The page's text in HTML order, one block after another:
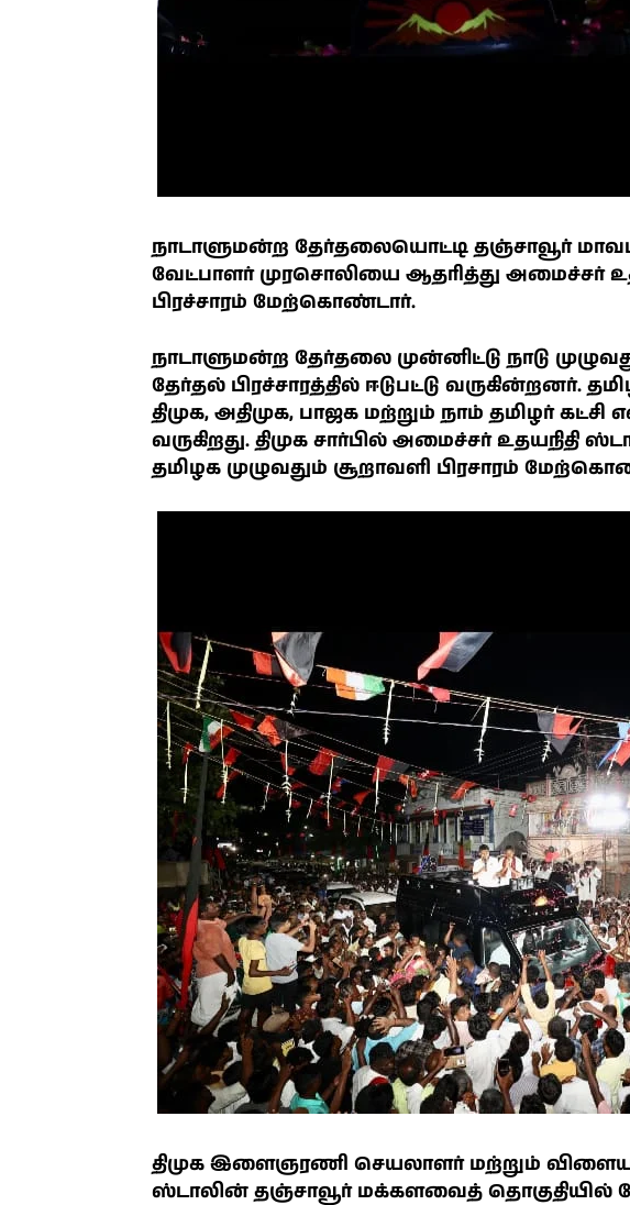
நாடாளுமன்ற தேர்தலையொட்டி தஞ்சாவூர்
வேட்பாளர் முரசொலியை ஆதரித்து அமைச்சர்
பிரச்சாரம் மேற்கொண்டார்.
நாடாளுமன்ற தேர்தலை முன்னிட்டு நாடு
தேர்தல் பிரச்சாரத்தில் ஈடுபட்டு
திமுக, அதிமுக, பாஜக மற்றும் நாம் தமிழர்
வருகிறது. திமுக சார்பில் அமைச்சர் உதயநிதி
தமிழக முழுவதும் சூறாவளி பிரசாரம்
திமுக இளைஞரணி செயலாளர் மற்றும்
ஸ்டாலின் தஞ்சாவூர் மக்களவைத் தொகுதியில்